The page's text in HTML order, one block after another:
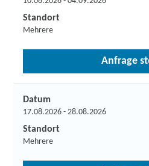
Standort
Mehrere
Anfrage
Datum
17.08.2026 - 28.08.2026
Standort
Mehrere